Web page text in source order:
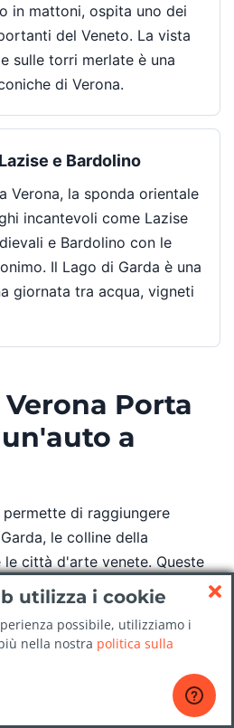
in mattoni, ospita uno dei
del Veneto. La vista
sulle torri merlate è una
di Verona.
e Bardolino
Verona, la sponda orientale
incantevoli come Lazise
e Bardolino con le
Il Lago di Garda è una
giornata tra acqua, vigneti
Porta
a
di raggiungere
le colline della
le città d'arte venete. Queste
per una giornata o come
ampio.
utilizza i cookie
possibile, utilizziamo i
nella nostra politica sulla